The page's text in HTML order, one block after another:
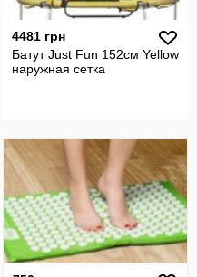
4481 грн
Батут Just Fun 152см Yellow
наружная сетка